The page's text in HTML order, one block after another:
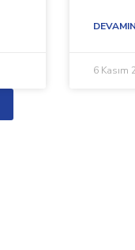
6 Kasım